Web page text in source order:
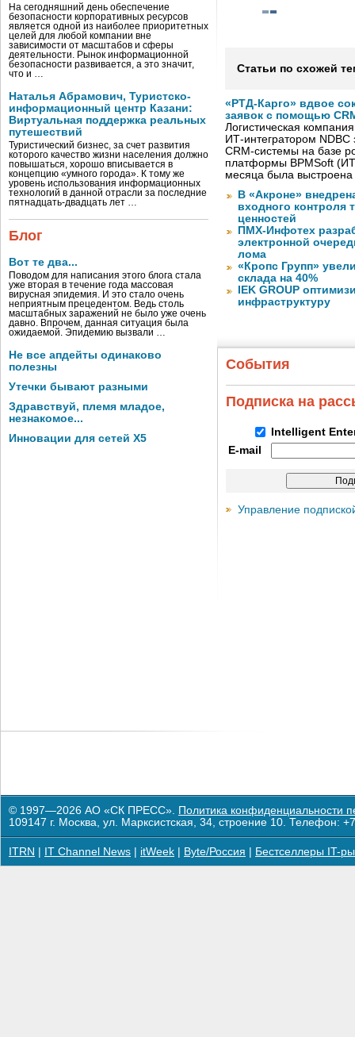
На сегодняшний день обеспечение
безопасности корпоративных ресурсов
является одной из наиболее приоритетных
целей для любой компании вне
зависимости от масштабов и сферы
деятельности. Рынок информационной
безопасности развивается, а это значит,
что и …
Наталья Абрамович, Туристско-
информационный центр Казани:
Виртуальная поддержка реальных
путешествий
Туристический бизнес, за счет развития
которого качество жизни населения должно
повышаться, хорошо вписывается в
концепцию «умного города». К тому же
уровень использования информационных
технологий в данной отрасли за последние
пятнадцать-двадцать лет …
Блог
Вот те два...
Поводом для написания этого блога стала
уже вторая в течение года массовая
вирусная эпидемия. И это стало очень
неприятным прецедентом. Ведь столь
масштабных заражений не было уже очень
давно. Впрочем, данная ситуация была
ожидаемой. Эпидемию вызвали …
Не все апдейты одинаково
полезны
Утечки бывают разными
Здравствуй, племя младое,
незнакомое...
Инновации для сетей X5
Статьи по схожей
«РТД-Карго» вдвое
заявок с помощью
Логистическая
ИТ-интегратором
CRM-системы на базе
платформы BPMSoft
месяца была
В «Акроне»
входного контроля
ценностей
ПМХ-Инфотех
электронной
лома
«Кропс Групп»
склада на 40%
IEK GROUP
инфраструктуру
События
Подписка на
Intelligent
E-mail
Управление
© 1997—2026 АО «СК ПРЕСС». Политика конфиденциальности
109147 г. Москва, ул. Марксистская, 34, строение 10. Телефон:
ITRN IT Channel News itWeek Byte/Россия Бестселлеры IT-